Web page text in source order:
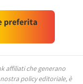
preferita
affiliati che generano
policy editoriale, è